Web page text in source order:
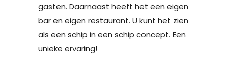
gasten. Daarnaast heeft het een eigen
bar en eigen restaurant. U kunt het zien
als een schip in een schip concept. Een
unieke ervaring!